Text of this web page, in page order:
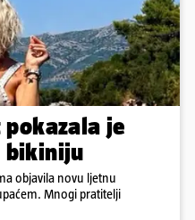
pokazala je
bikiniju
objavila novu ljetnu
Mnogi pratitelji